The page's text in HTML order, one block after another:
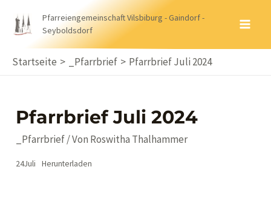
Inhalt
Pfarreiengemeinschaft Vilsbiburg - Gaindorf -
Seyboldsdorf
Startseite _Pfarrbrief Pfarrbrief Juli 2024
Pfarrbrief Juli 2024
_Pfarrbrief/ Von Roswitha Thalhammer
24Juli Herunterladen